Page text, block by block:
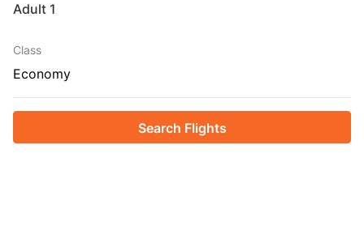
1 Adult
Class
Economy